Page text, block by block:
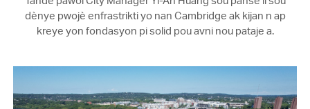
dènye pwojè enfrastrikti yo nan Cambridge ak kijan n ap
kreye yon fondasyon pi solid pou avni nou pataje a.